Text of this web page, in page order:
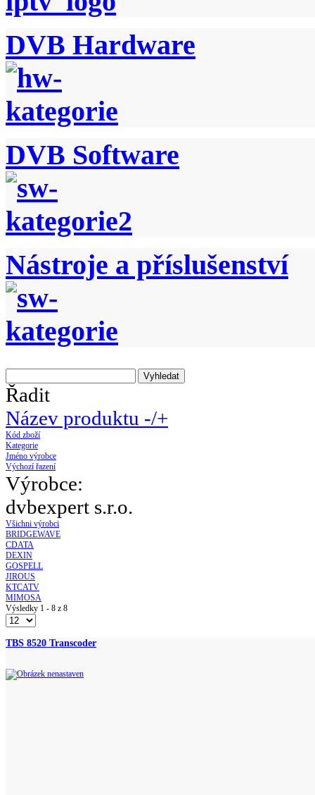
DVB Hardware
DVB Software
Nástroje a příslušenství
Řadit
Název produktu -/+
Kód zboží
Kategorie
Jméno výrobce
Výchozí řazení
Výrobce:
dvbexpert s.r.o.
Všichni výrobci
BRIDGEWAVE
CDATA
DEXIN
GOSPELL
JIROUS
KTCATV
MIMOSA
Výsledky 1 - 8 z 8
TBS 8520 Transcoder